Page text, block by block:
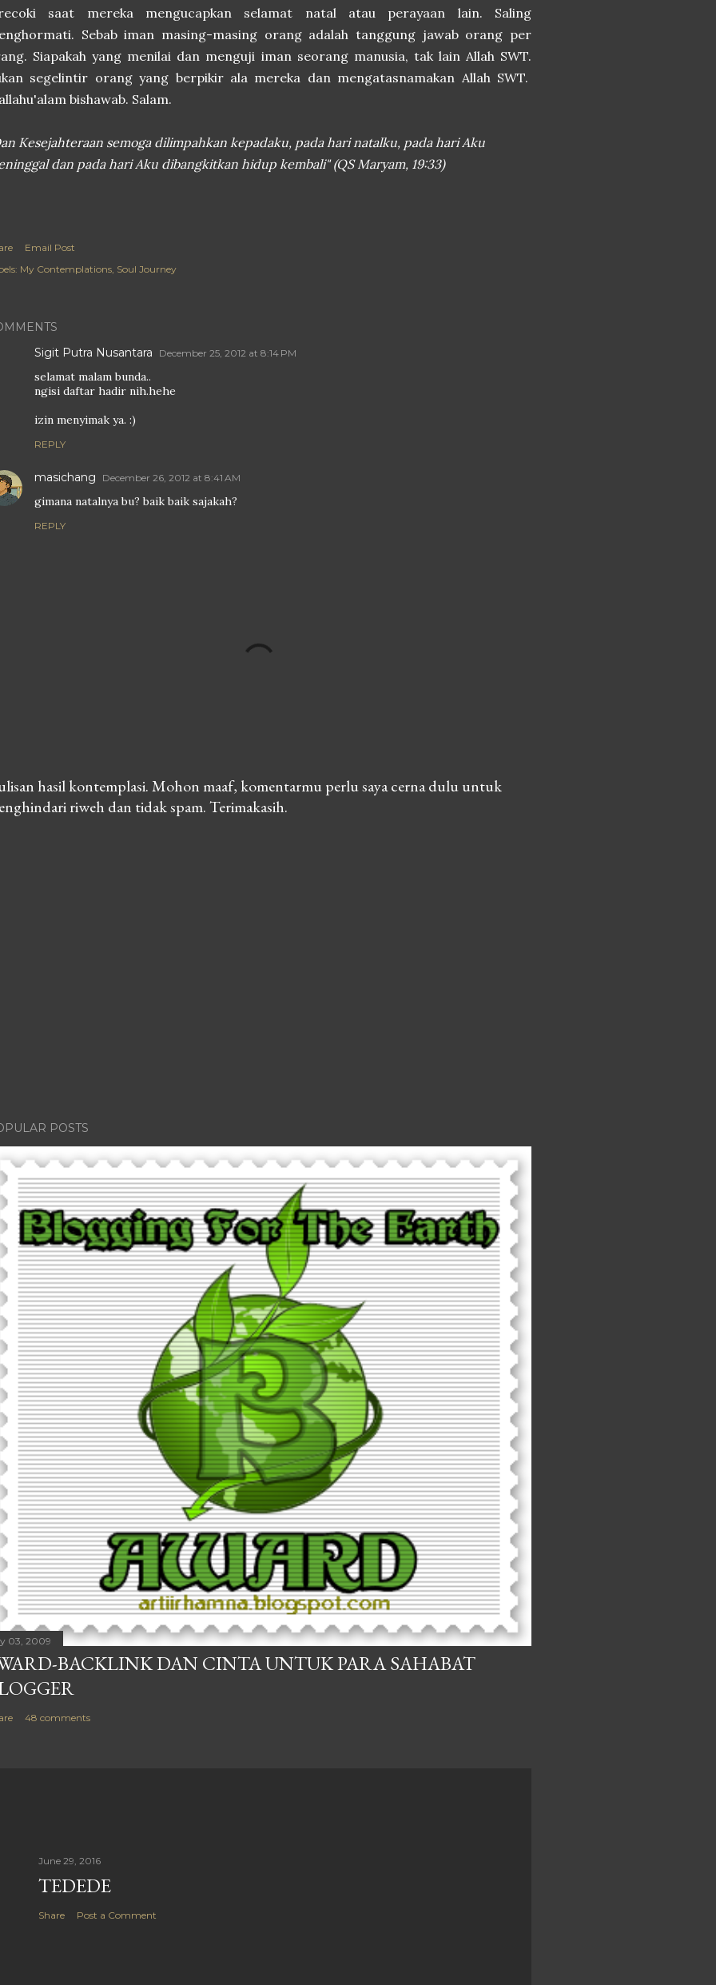
saat mereka mengucapkan selamat natal atau perayaan lain. Saling
Sebab iman masing-masing orang adalah tanggung jawab orang per
Siapakah yang menilai dan menguji iman seorang manusia, tak lain Allah SWT.
segelintir orang yang berpikir ala mereka dan mengatasnamakan Allah SWT.
bishawab. Salam.
Kesejahteraan semoga dilimpahkan kepadaku, pada hari natalku, pada hari Aku
dan pada hari Aku dibangkitkan hidup kembali" (QS Maryam, 19:33)
Email Post
My Contemplations Soul Journey
Sigit Putra Nusantara
December 25, 2012 at 8:14 PM
selamat malam bunda..
ngisi daftar hadir nih.hehe
izin menyimak ya. :)
REPLY
masichang December 26, 2012 at 8:41 AM
gimana natalnya bu? baik baik sajakah?
REPLY
hasil kontemplasi. Mohon maaf, komentarmu perlu saya cerna dulu untuk
riweh dan tidak spam. Terimakasih.
POSTS
03, 2009
BACKLINK DAN CINTA UNTUK PARA SAHABAT
48 comments
June 29, 2016
TEDEDE
Share Post a Comment